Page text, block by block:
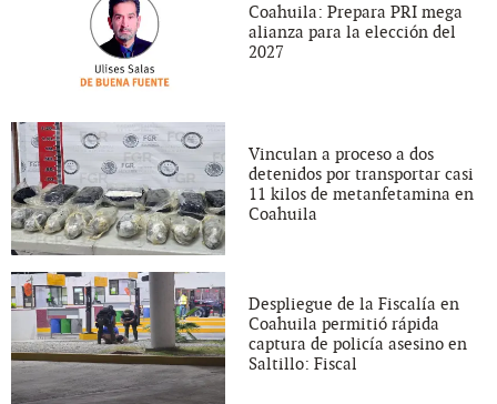
Coahuila: Prepara PRI mega
alianza para la elección del
2027
Vinculan a proceso a dos
detenidos por transportar casi
11 kilos de metanfetamina en
Coahuila
Despliegue de la Fiscalía en
Coahuila permitió rápida
captura de policía asesino en
Saltillo: Fiscal